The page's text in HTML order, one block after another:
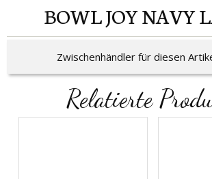
BOWL JOY NAVY
Zwischenhändler für diesen
Relatierte